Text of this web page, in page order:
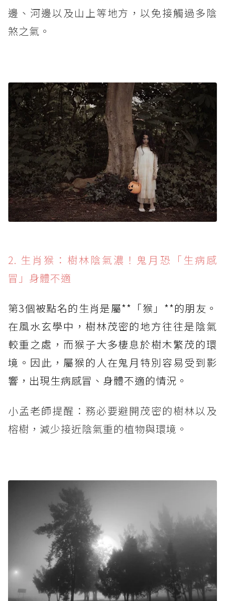
邊、河邊以及山上等地方，以免接觸過多陰
煞之氣。
2. 生肖猴：樹林陰氣濃！鬼月恐「生病感
冒」身體不適
第3個被點名的生肖是屬**「猴」**的朋友。
在風水玄學中，樹林茂密的地方往往是陰氣
較重之處，而猴子大多棲息於樹木繁茂的環
境。因此，屬猴的人在鬼月特別容易受到影
響，出現生病感冒、身體不適的情況。
小孟老師提醒：務必要避開茂密的樹林以及
榕樹，減少接近陰氣重的植物與環境。